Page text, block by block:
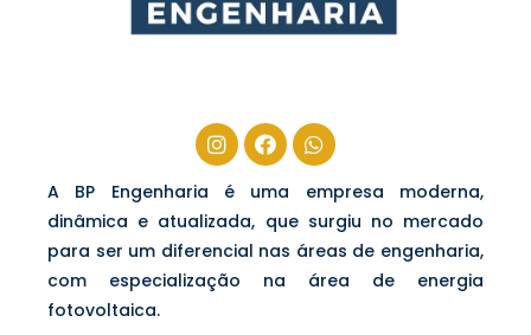
A BP Engenharia é uma empresa moderna,
dinâmica e atualizada, que surgiu no mercado
para ser um diferencial nas áreas de engenharia,
com especialização na área de energia
fotovoltaica.